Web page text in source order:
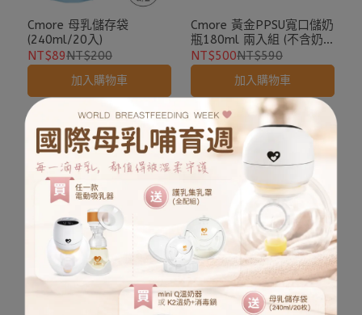
Cmore 母乳儲存袋
(240ml/20入)
NT$89NT$200
加入購物車
Cmore 黃金PPSU寬口儲奶
瓶180ml 兩入組 (不含奶
嘴)
NT$500NT$590
加入購物車
Cmore 黃金PPSU寬口奶瓶
180ml 兩入組 (搭配新生
兒專用 防脹氣奶嘴)
NT$500 NT$590
Cmore【回歸職場組】母
乳儲存袋轉接環+母乳儲存
袋(240ml/20入)
NT$250 NT$559